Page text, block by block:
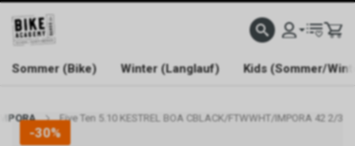
WELCOME TO BIKE ACADEMY
Sommer (Bike) Winter (Langlauf) Kids (Sommer/
Five Ten 5.10 KESTREL BOA CBLACK/FTWWHT/IMPORA 42 2/3
-30%